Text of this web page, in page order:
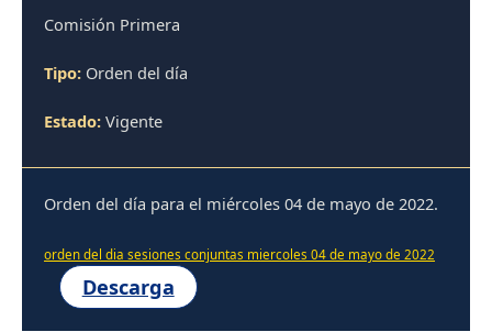
Comisión Primera
Tipo: Orden del día
Estado: Vigente
Orden del día para el miércoles 04 de mayo de 2022.
orden del dia sesiones conjuntas miercoles 04 de mayo de 2022
Descarga